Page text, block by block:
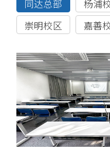
3.插班
复试面
区(上海
以准考
号门进
要，请